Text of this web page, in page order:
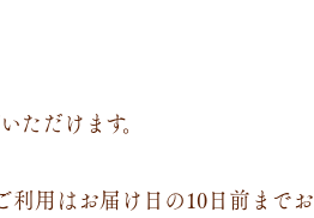
だけます。
用はお届け日の10日前までお